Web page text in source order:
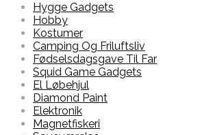
Hygge Gadgets
Hobby
Kostumer
Camping Og Friluftsliv
Fødselsdagsgave Til Far
Squid Game Gadgets
El Løbehjul
Diamond Paint
Elektronik
Magnetfiskeri